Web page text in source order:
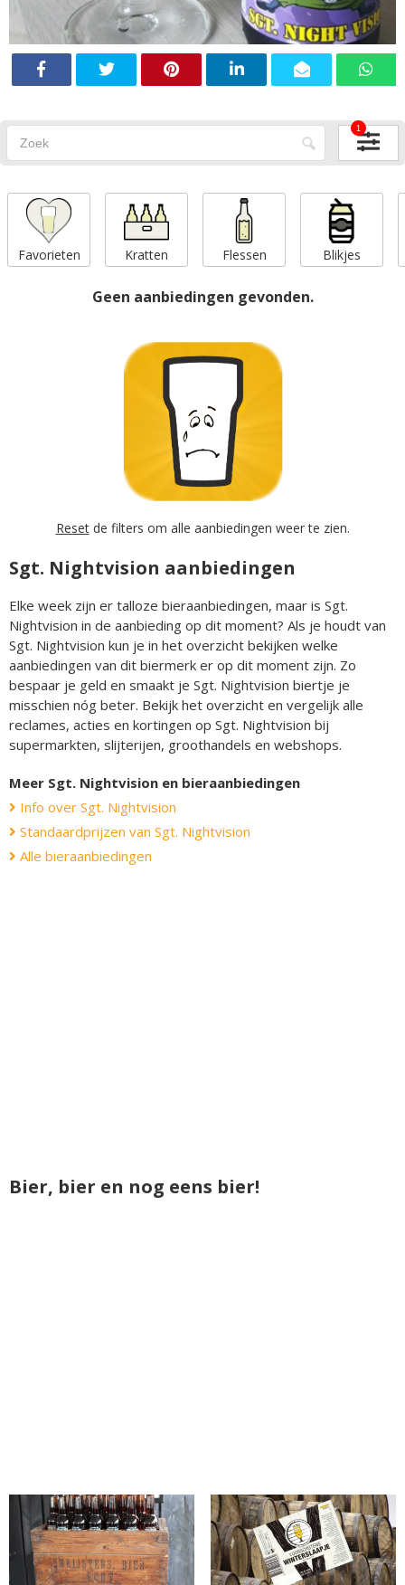
1
Favorieten Kratten Flessen Blikjes
Geen aanbiedingen gevonden.
Resetde filters om alle aanbiedingen weer te zien.
Sgt. Nightvision aanbiedingen
Elke week zijn er talloze bieraanbiedingen, maar is Sgt.
Nightvision in de aanbieding op dit moment? Als je houdt van
Sgt. Nightvision kun je in het overzicht bekijken welke
aanbiedingen van dit biermerk er op dit moment zijn. Zo
bespaar je geld en smaakt je Sgt. Nightvision biertje je
misschien nóg beter. Bekijk het overzicht en vergelijk alle
reclames, acties en kortingen op Sgt. Nightvision bij
supermarkten, slijterijen, groothandels en webshops.
Meer Sgt. Nightvision en bieraanbiedingen
Info over Sgt. Nightvision
Standaardprijzen van Sgt. Nightvision
Alle bieraanbiedingen
Bier, bier en nog eens bier!